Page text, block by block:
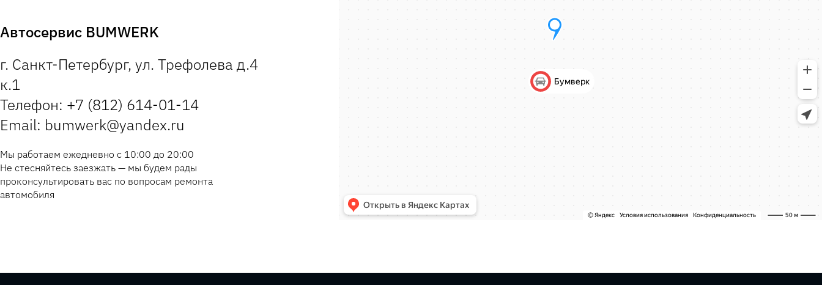
Автосервис BUMWERK
г. Санкт-Петербург, ул. Трефолева д.4
к.1
Телефон: +7 (812) 614-01-14
Email: bumwerk@yandex.ru
Мы работаем ежедневно с 10:00 до 20:00
Не стесняйтесь заезжать — мы будем рады
проконсультировать вас по вопросам ремонта
автомобиля